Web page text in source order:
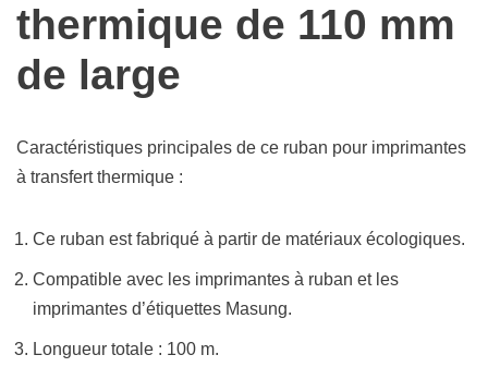
thermique de 110 mm
de large
Caractéristiques principales de ce ruban pour imprimantes
à transfert thermique :
Ce ruban est fabriqué à partir de matériaux écologiques.
Compatible avec les imprimantes à ruban et les
imprimantes d’étiquettes Masung.
Longueur totale : 100 m.